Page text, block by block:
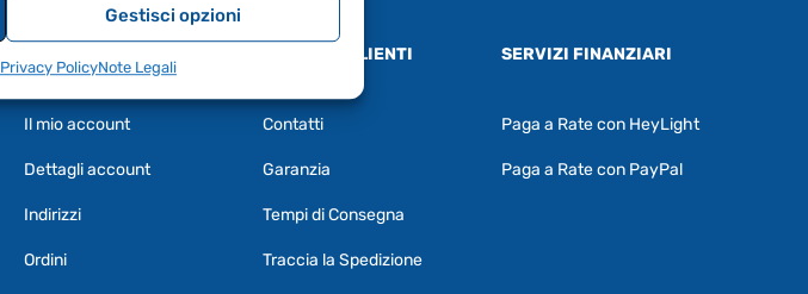
Gestisci opzioni
Privacy PolicyNote Legali
Il mio account
Dettagli account
Indirizzi
Ordini
SERVIZIO CLIENTI
Contatti
Garanzia
Tempi di Consegna
Traccia la Spedizione
SERVIZI FINANZIARI
Paga a Rate con HeyLight
Paga a Rate con PayPal
RF Assist
Puoi chiedermi informazioni generali o
specifiche su certi prodotti.